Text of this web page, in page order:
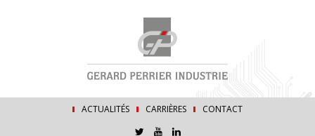
ACTUALITÉS CARRIÈRES CONTACT